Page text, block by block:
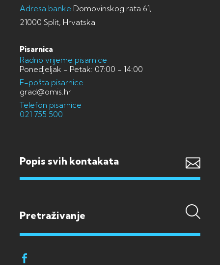
Adresa banke Domovinskog rata 61,
21000 Split, Hrvatska
Pisarnica
Radno vrijeme pisarnice
Ponedjeljak - Petak: 07:00 - 14:00
E-pošta pisarnice
grad@omis.hr
Telefon pisarnice
021 755 500
Popis svih kontakata